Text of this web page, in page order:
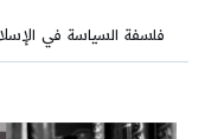
فلسفة السياسة في